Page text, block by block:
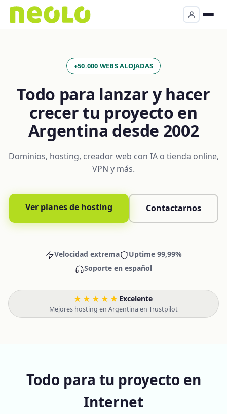
+50.000 WEBS ALOJADAS
Todo para lanzar y hacer
crecer tu proyecto en
Argentina desde 2002
Dominios, hosting, creador web con IA o tienda online,
VPN y más.
Ver planes de hosting Contactarnos
Velocidad extrema
Uptime 99,99%
Soporte en español
★★★★★ Excelente·
Mejores hosting en Argentina en Trustpilot
Todo para tu proyecto en
Internet